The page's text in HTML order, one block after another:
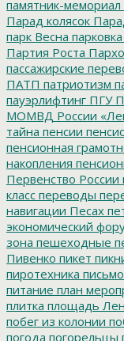
памятник-мемориал
Парад колясок
парк Весна парковка
Партия Роста
пассажирские
ПАТП патриотизм
пауэрлифтинг ПГУ
МОМВД России
тайна пенсии
пенсионная
накопления
Первенство России
класс переводы
навигации Песах
экономический
зона пешеходные
Пивенко пикет
пиротехника
питание план
плитка площадь
побег из колонии
погода погорельцы